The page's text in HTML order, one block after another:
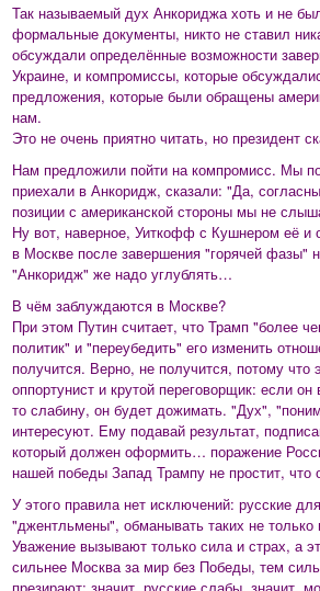
Так называемый дух Анкориджа хоть и не
формальные документы, никто не ставил
обсуждали определённые возможности
Украине, и компромиссы, которые
предложения, которые были обращены
нам.
Это не очень приятно читать, но президент
Нам предложили пойти на компромисс. Мы
приехали в Анкоридж, сказали: "Да,
позиции с американской стороны мы не
Ну вот, наверное, Уиткофф с Кушнером её и
в Москве после завершения "горячей фазы"
"Анкоридж" же надо углублять…
В чём заблуждаются в Москве?
При этом Путин считает, что Трамп "более
политик" и "переубедить" его изменить
получится. Верно, не получится, потому
оппортунист и крутой переговорщик: если он
то слабину, он будет дожимать. "Дух",
интересуют. Ему подавай результат,
который должен оформить… поражение
нашей победы Запад Трампу не простит, что
У этого правила нет исключений: русские
"джентльмены", обманывать таких не
Уважение вызывают только сила и страх, а
сильнее Москва за мир без Победы, тем